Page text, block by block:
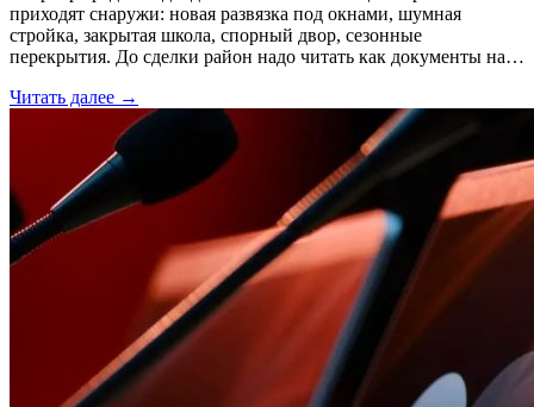
приходят снаружи: новая развязка под окнами, шумная
стройка, закрытая школа, спорный двор, сезонные
перекрытия. До сделки район надо читать как документы на…
Читать далее →